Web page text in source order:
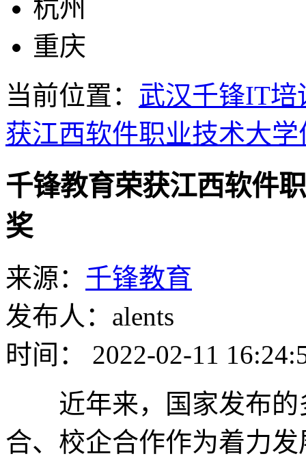
杭州
重庆
当前位置： 武汉千锋IT培
获江西软件职业技术大
千锋教育荣获江西软件
奖
来源： 千锋教育
发布人：alents
时间： 2022-02-11
近年来，国家发布的
合、校企合作作为着力